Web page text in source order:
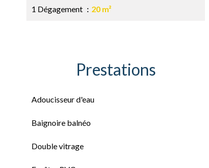
1 Dégagement 20 m²
Prestations
Adoucisseur d'eau
Baignoire balnéo
Double vitrage